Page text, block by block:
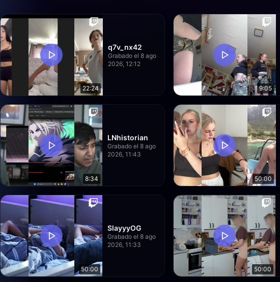
22:24
q7v_nx42
Grabado el 8 ago
2026, 12:12
9:05
8:34
LNhistorian
Grabado el 8 ago
2026, 11:43
50:00
50:00
SlayyyOG
Grabado el 8 ago
2026, 11:33
50:00